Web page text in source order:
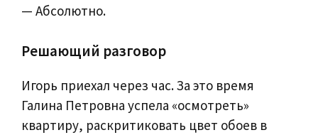
— Абсолютно.
Решающий разговор
Игорь приехал через час. За это время
Галина Петровна успела «осмотреть»
квартиру, раскритиковать цвет обоев в